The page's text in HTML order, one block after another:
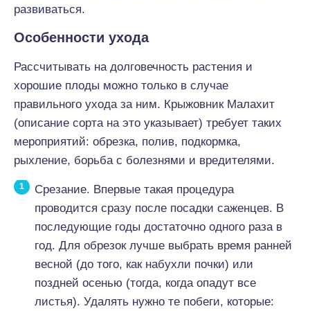
развиваться.
Особенности ухода
Рассчитывать на долговечность растения и
хорошие плоды можно только в случае
правильного ухода за ним. Крыжовник Малахит
(описание сорта на это указывает) требует таких
мероприятий: обрезка, полив, подкормка,
рыхление, борьба с болезнями и вредителями.
Срезание. Впервые такая процедура
проводится сразу после посадки саженцев. В
последующие годы достаточно одного раза в
год. Для обрезок лучше выбрать время ранней
весной (до того, как набухли почки) или
поздней осенью (тогда, когда опадут все
листья). Удалять нужно те побеги, которые: